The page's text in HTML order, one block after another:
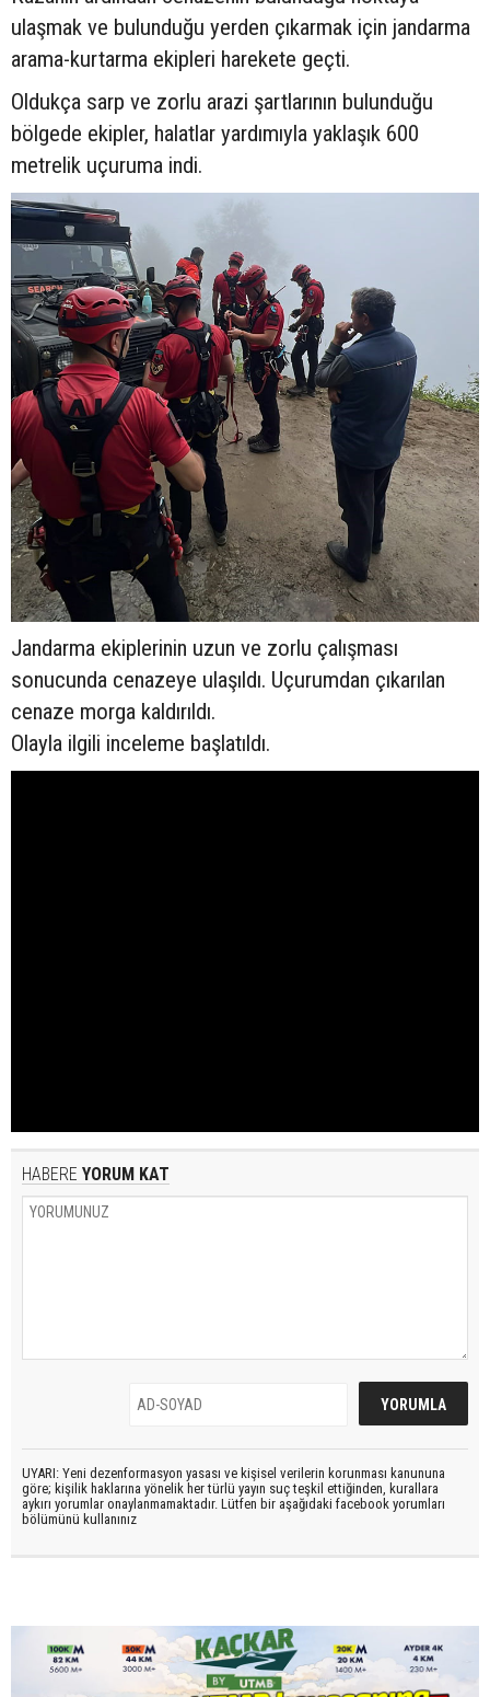
ulaşmak ve bulunduğu yerden çıkarmak için jandarma
arama-kurtarma ekipleri harekete geçti.
Oldukça sarp ve zorlu arazi şartlarının bulunduğu
bölgede ekipler, halatlar yardımıyla yaklaşık 600
metrelik uçuruma indi.
Jandarma ekiplerinin uzun ve zorlu çalışması
sonucunda cenazeye ulaşıldı. Uçurumdan çıkarılan
cenaze morga kaldırıldı.
Olayla ilgili inceleme başlatıldı.
HABERE YORUM KAT
UYARI: Yeni dezenformasyon yasası ve kişisel verilerin korunması kanununa
göre; kişilik haklarına yönelik her türlü yayın suç teşkil ettiğinden, kurallara
aykırı yorumlar onaylanmamaktadır. Lütfen bir aşağıdaki facebook yorumları
bölümünü kullanınız